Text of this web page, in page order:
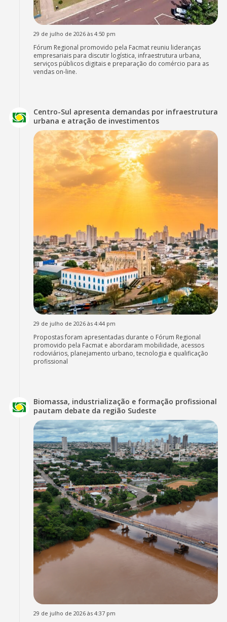
29 de julho de 2026 às 4:50 pm
Fórum Regional promovido pela Facmat reuniu lideranças
empresariais para discutir logística, infraestrutura urbana,
serviços públicos digitais e preparação do comércio para as
vendas on-line.
Centro-Sul apresenta demandas por infraestrutura
urbana e atração de investimentos
29 de julho de 2026 às 4:44 pm
Propostas foram apresentadas durante o Fórum Regional
promovido pela Facmat e abordaram mobilidade, acessos
rodoviários, planejamento urbano, tecnologia e qualificação
profissional
Biomassa, industrialização e formação profissional
pautam debate da região Sudeste
29 de julho de 2026 às 4:37 pm